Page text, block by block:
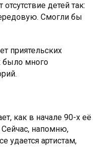
детей так:
Смогли бы
приятельских
было много
как в начале 90-х её
Сейчас, напомню,
удается артистам,